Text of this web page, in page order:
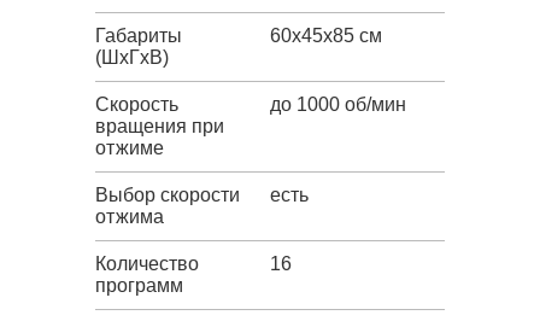
Габариты
(ШxГxВ)
60x45x85 см
Скорость
вращения при
отжиме
до 1000 об/мин
Выбор скорости
отжима
есть
Количество
программ
16